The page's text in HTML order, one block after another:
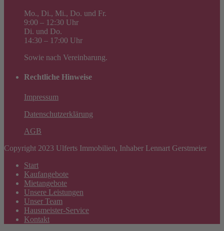
Mo., Di., Mi., Do. und Fr.
9:00 – 12:30 Uhr
Di. und Do.
14:30 – 17:00 Uhr
Sowie nach Vereinbarung.
Rechtliche Hinweise
Impressum
Datenschutzerklärung
AGB
Copyright 2023 Ulferts Immobilien, Inhaber Lennart Gerstmeier
Start
Kaufangebote
Mietangebote
Unsere Leistungen
Unser Team
Hausmeister-Service
Kontakt